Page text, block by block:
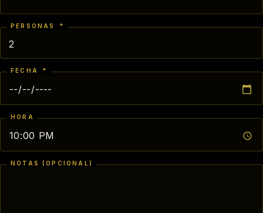
PERSONAS *
FECHA *
HORA
NOTAS (OPCIONAL)